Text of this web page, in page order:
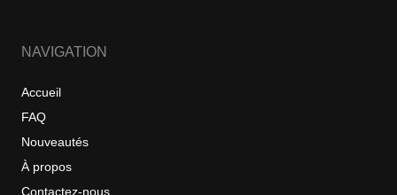
NAVIGATION
Accueil
FAQ
Nouveautés
À propos
Contactez-nous